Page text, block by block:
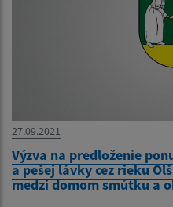
27.09.2021
Výzva na predloženie
a pešej lávky cez rieku
medzi domom smútku a